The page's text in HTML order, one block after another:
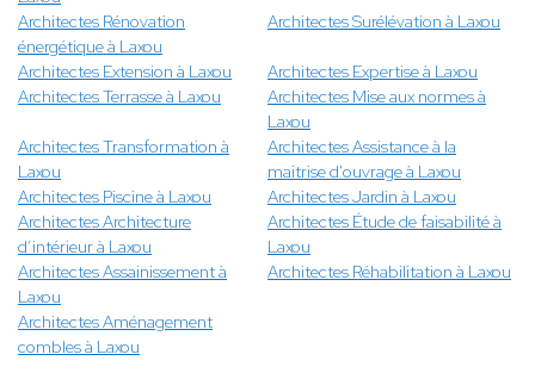
Architectes Rénovation
énergétique à Laxou
Architectes Surélévation à Laxou
Architectes Extension à Laxou
Architectes Expertise à Laxou
Architectes Terrasse à Laxou
Architectes Mise aux normes à
Laxou
Architectes Transformation à
Laxou
Architectes Assistance à la
maitrise d'ouvrage à Laxou
Architectes Piscine à Laxou
Architectes Jardin à Laxou
Architectes Architecture
d’intérieur à Laxou
Architectes Étude de faisabilité à
Laxou
Architectes Assainissement à
Laxou
Architectes Réhabilitation à Laxou
Architectes Aménagement
combles à Laxou